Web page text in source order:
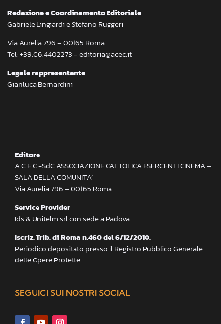
Redazione e Coordinamento Editoriale
Gabriele Lingiardi e Stefano Ruggeri
Via Aurelia 796 – 00165 Roma
Tel: +39.06.4402273 – editoria@acec.it
Legale rappresentante
Gianluca Bernardini
Editore
A.C.E.C.-SdC ASSOCIAZIONE CATTOLICA ESERCENTI CINEMA –
SALA DELLA COMUNITA’
Via Aurelia 796 – 00165 Roma
Service Provider
Ids & Unitelm srl con sede a Padova
Iscriz. Trib. di Roma n.460 del 6/12/2010.
Periodico depositato presso il Registro Pubblico Generale
delle Opere Protette
SEGUICI SUI NOSTRI SOCIAL